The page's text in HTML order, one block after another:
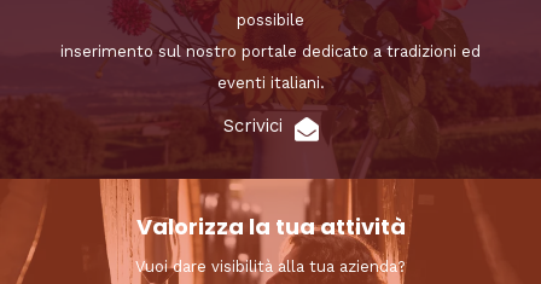
possibile
inserimento sul nostro portale dedicato a tradizioni ed
eventi italiani.
Scrivici
Valorizza la tua attività
Vuoi dare visibilità alla tua azienda?